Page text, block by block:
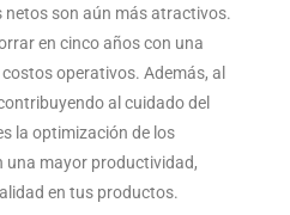
netos son aún más atractivos.
en cinco años con una
operativos. Además, al
al cuidado del
la optimización de los
una mayor productividad,
en tus productos.